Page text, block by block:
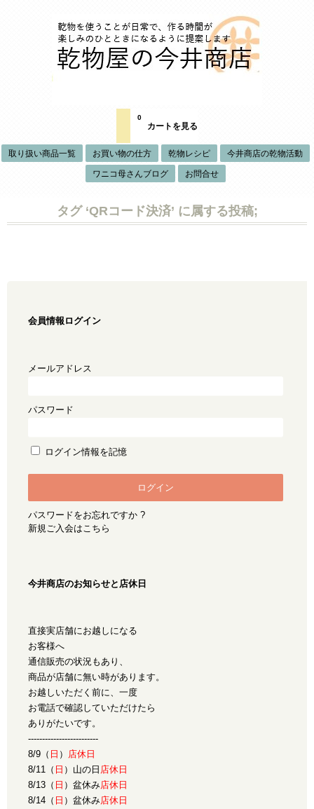
カートを見る
0
取り扱い商品一覧 お買い物の仕方 乾物レシピ 今井商店の乾物活動
ワニコ母さんブログ お問合せ
タグ ‘QRコード決済’ に属する投稿;
会員情報ログイン
メールアドレス
パスワード
ログイン情報を記憶
パスワードをお忘れですか ?
新規ご入会はこちら
今井商店のお知らせと店休日
直接実店舗にお越しになる
お客様へ
通信販売の状況もあり、
商品が店舗に無い時があります。
お越しいただく前に、一度
お電話で確認していただけたら
ありがたいです。
-------------------------
8/9（ 日 ）
店休日
8/11（ 日 ）山の日 店休日
8/13（ 日 ）盆休み店休日
8/14（ 日 ）盆休み店休日